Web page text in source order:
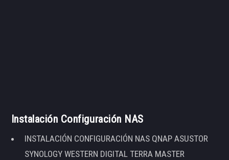
Instalación Configuración NAS
INSTALACIÓN CONFIGURACIÓN NAS QNAP ASUSTOR
SYNOLOGY WESTERN DIGITAL TERRA MASTER